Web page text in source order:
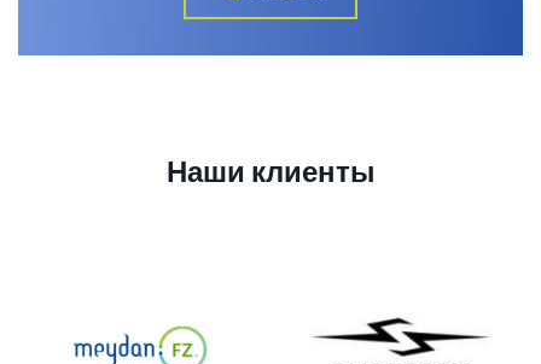
Наши клиенты